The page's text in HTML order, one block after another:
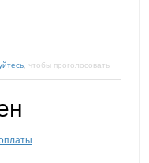
, чтобы проголосовать